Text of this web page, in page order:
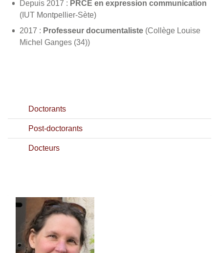
Depuis 2017 : PRCE en expression communication
(IUT Montpellier-Sète)
2017 : Professeur documentaliste (Collège Louise
Michel Ganges (34))
Doctorants
Post-doctorants
Docteurs